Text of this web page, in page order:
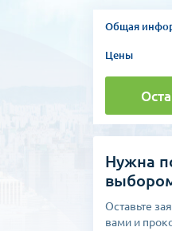
Общая
Цены
Нужна
Оставьте
вами и